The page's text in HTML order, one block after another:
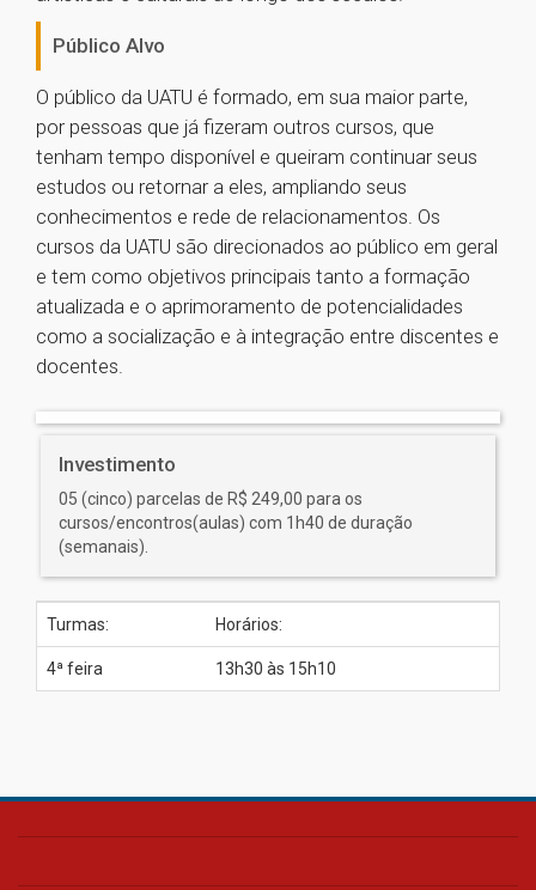
Público Alvo
O público da UATU é formado, em sua maior parte,
por pessoas que já fizeram outros cursos, que
tenham tempo disponível e queiram continuar seus
estudos ou retornar a eles, ampliando seus
conhecimentos e rede de relacionamentos. Os
cursos da UATU são direcionados ao público em geral
e tem como objetivos principais tanto a formação
atualizada e o aprimoramento de potencialidades
como a socialização e à integração entre discentes e
docentes.
Investimento
05 (cinco) parcelas de R$ 249,00 para os
cursos/encontros(aulas) com 1h40 de duração
(semanais).
Turmas: Horários:
4ª feira 13h30 às 15h10